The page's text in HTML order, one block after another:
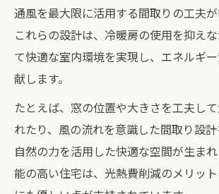
通風を最大限に活用する間取りの工夫が
これらの設計は、冷暖房の使用を抑え
て快適な室内環境を実現し、エネルギ
献します。
たとえば、窓の位置や大きさを工夫し
れたり、風の流れを意識した間取り設計
自然の力を活用した快適な空間が生ま
能の高い住宅は、光熱費削減のメリッ